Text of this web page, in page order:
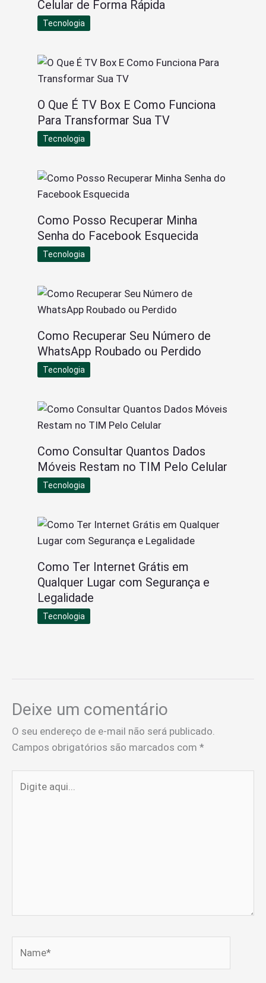
Celular de Forma Rápida
Tecnologia
O Que É TV Box E Como Funciona
Para Transformar Sua TV
Tecnologia
Como Posso Recuperar Minha
Senha do Facebook Esquecida
Tecnologia
Como Recuperar Seu Número de
WhatsApp Roubado ou Perdido
Tecnologia
Como Consultar Quantos Dados
Móveis Restam no TIM Pelo Celular
Tecnologia
Como Ter Internet Grátis em
Qualquer Lugar com Segurança e
Legalidade
Tecnologia
Deixe um comentário
O seu endereço de e-mail não será publicado.
Campos obrigatórios são marcados com *
aqui...